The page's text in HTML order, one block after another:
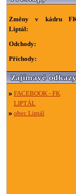
Změny v kádru
Liptál:
Odchody:
Příchody:
FACEBOOK - FK
LIPTÁL
obec Liptál